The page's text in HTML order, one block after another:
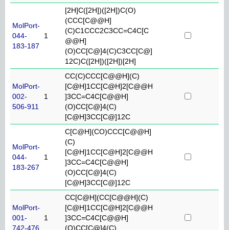
MolPort-
044-
183-187
1
[2H]C([2H])([2H])C(O)
(CCC[C@@H]
(C)C1CCC2C3CC=C4C[C
@@H]
(O)CC[C@]4(C)C3CC[C@]
12C)C([2H])([2H])[2H]
MolPort-
002-
506-911
1
CC(C)CCC[C@@H](C)
[C@H]1CC[C@H]2[C@@H
]3CC=C4C[C@@H]
(O)CC[C@]4(C)
[C@H]3CC[C@]12C
MolPort-
044-
183-267
1
C[C@H](CO)CCC[C@@H]
(C)
[C@H]1CC[C@H]2[C@@H
]3CC=C4C[C@@H]
(O)CC[C@]4(C)
[C@H]3CC[C@]12C
MolPort-
001-
742-476
1
CC[C@H](CC[C@@H](C)
[C@H]1CC[C@H]2[C@@H
]3CC=C4C[C@@H]
(O)CC[C@]4(C)